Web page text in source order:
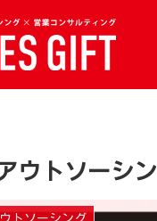
ウトソーシ
トソーシング